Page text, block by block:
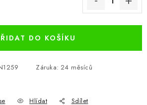
DO KOŠÍKU
Záruka: 24 měsíců
Hlídat Sdílet